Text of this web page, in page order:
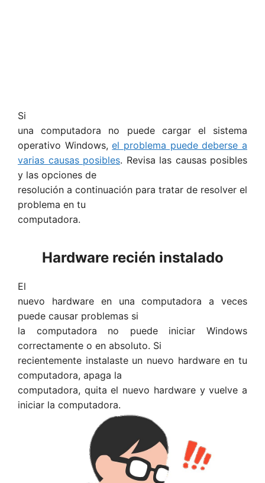
Si
una computadora no puede cargar el sistema
operativo Windows,el problema puede deberse a
varias causas posibles. Revisa las causas posibles
y las opciones de
resolución a continuación para tratar de resolver el
problema en tu
computadora.
Hardware recién instalado
El
nuevo hardware en una computadora a veces
puede causar problemas si
la computadora no puede iniciar Windows
correctamente o en absoluto. Si
recientemente instalaste un nuevo hardware en tu
computadora, apaga la
computadora, quita el nuevo hardware y vuelve a
iniciar la computadora.